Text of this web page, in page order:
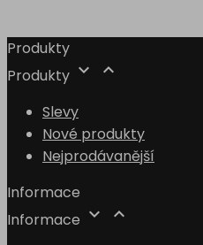
Produkty
Produkty  
Slevy
Nové produkty
Nejprodávanější
Informace
Informace  